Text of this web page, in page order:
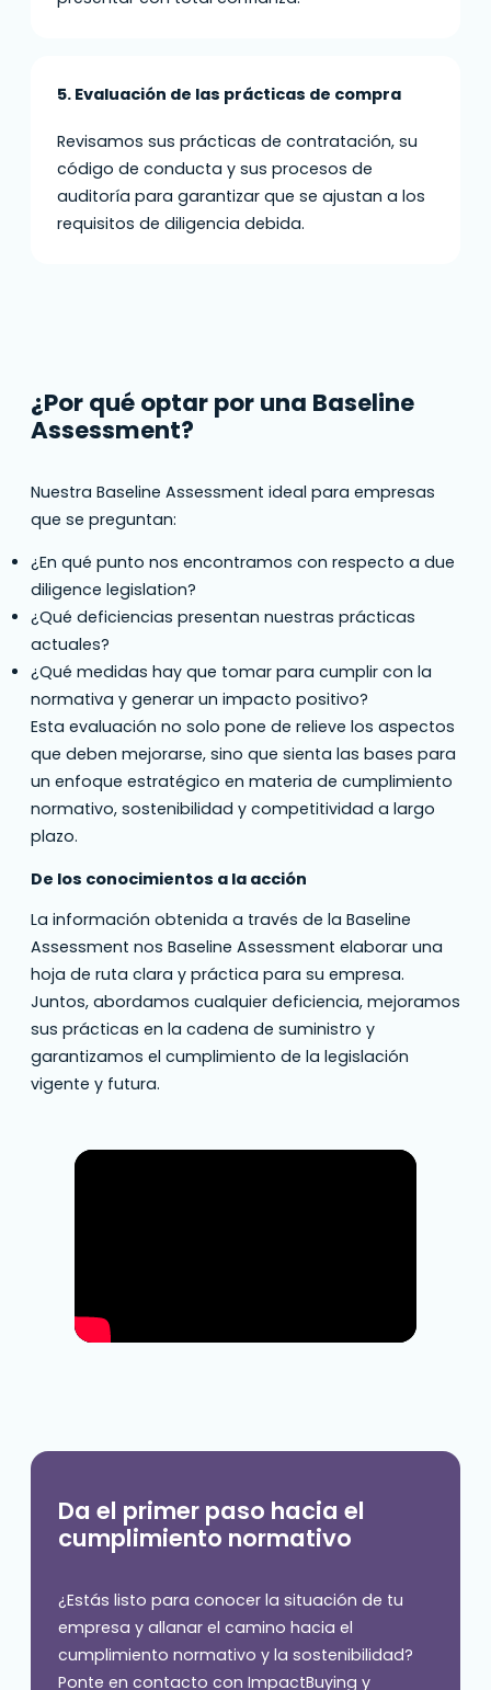
5. Evaluación de las prácticas de compra
Revisamos sus prácticas de contratación, su
código de conducta y sus procesos de
auditoría para garantizar que se ajustan a los
requisitos de diligencia debida.
¿Por qué optar por una Baseline
Assessment?
Nuestra Baseline Assessment ideal para empresas
que se preguntan:
¿En qué punto nos encontramos con respecto a due
diligence legislation?
¿Qué deficiencias presentan nuestras prácticas
actuales?
¿Qué medidas hay que tomar para cumplir con la
normativa y generar un impacto positivo?
Esta evaluación no solo pone de relieve los aspectos
que deben mejorarse, sino que sienta las bases para
un enfoque estratégico en materia de cumplimiento
normativo, sostenibilidad y competitividad a largo
plazo.
De los conocimientos a la acción
La información obtenida a través de la Baseline
Assessment nos Baseline Assessment elaborar una
hoja de ruta clara y práctica para su empresa.
Juntos, abordamos cualquier deficiencia, mejoramos
sus prácticas en la cadena de suministro y
garantizamos el cumplimiento de la legislación
vigente y futura.
Da el primer paso hacia el
cumplimiento normativo
¿Estás listo para conocer la situación de tu
empresa y allanar el camino hacia el
cumplimiento normativo y la sostenibilidad?
Ponte en contacto con ImpactBuying y